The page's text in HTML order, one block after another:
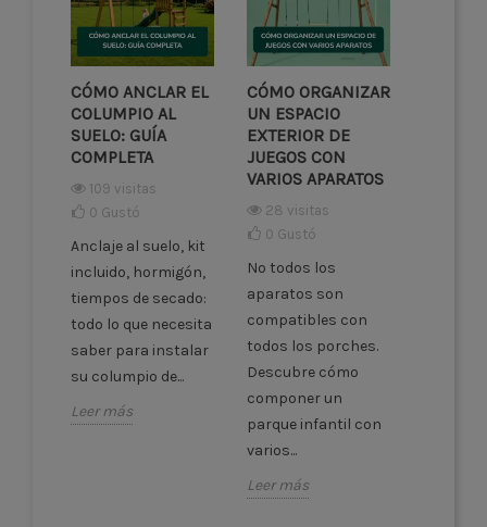
CÓMO ANCLAR EL
COLUMPIO AL
SUELO: GUÍA
COMPLETA
109 visitas
0 Gustó
Anclaje al suelo, kit
incluido, hormigón,
tiempos de secado:
todo lo que necesita
saber para instalar
su columpio de...
Leer más
CÓMO ORGANIZAR
UN ESPACIO
EXTERIOR DE
JUEGOS CON
VARIOS APARATOS
28 visitas
0 Gustó
No todos los
aparatos son
compatibles con
todos los porches.
Descubre cómo
componer un
parque infantil con
varios...
Leer más